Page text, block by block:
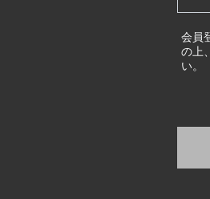
会員
の上
い。